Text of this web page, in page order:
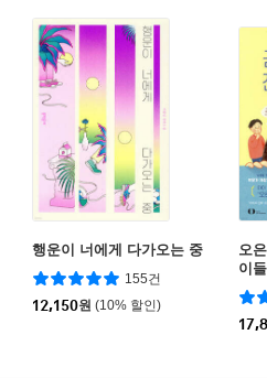
행운이 너에게 다가오는 중
155건
12,150원 (10% 할인)
오
이